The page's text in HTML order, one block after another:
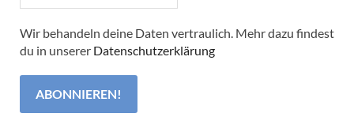
Wir behandeln deine Daten vertraulich. Mehr dazu findest
du in unserer Datenschutzerklärung